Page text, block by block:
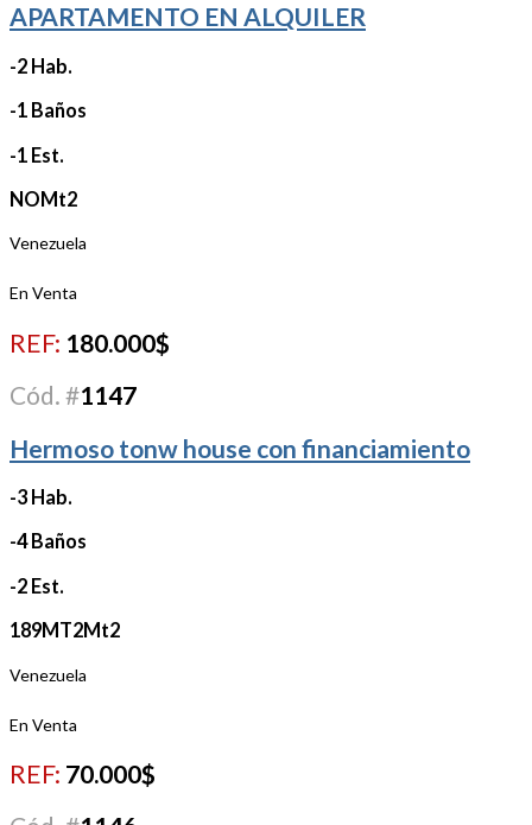
APARTAMENTO EN ALQUILER
-2 Hab.
-1 Baños
-1 Est.
NOMt2
Venezuela
En Venta
REF: 180.000$
Cód. #1147
Hermoso tonw house con financiamiento
-3 Hab.
-4 Baños
-2 Est.
189MT2Mt2
Venezuela
En Venta
REF: 70.000$